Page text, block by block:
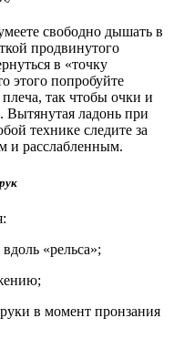
свободно дышать в
продвинутого
в «точку
этого попробуйте
так чтобы очки и
Вытянутая ладонь при
технике следите за
и расслабленным.
«рельса»;
в момент пронзания